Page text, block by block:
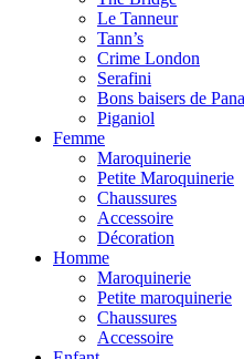
Le Tanneur
Tann’s
Crime London
Serafini
Bons baisers de
Piganiol
Femme
Maroquinerie
Petite Maroquinerie
Chaussures
Accessoire
Décoration
Homme
Maroquinerie
Petite maroquinerie
Chaussures
Accessoire